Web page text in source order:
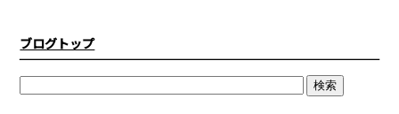
ブログトップ